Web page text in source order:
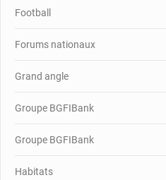
Football
Forums nationaux
Grand angle
Groupe BGFIBank
Groupe BGFIBank
Habitats